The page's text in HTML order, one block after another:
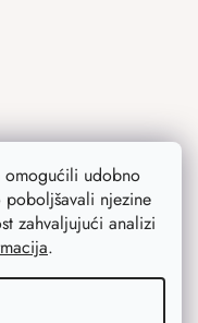
omogućili udobno
poboljšavali njezine
zahvaljujući analizi
.
zanima